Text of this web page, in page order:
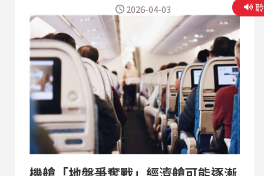
年的石油危機，油價上升帶動通膨預期，短期確實
會讓資金流向不動產，幾波房市價格波動的確也反
應市場供需，對照當前市場，最明顯的變化，不是
價格鬆動，而是成交方式改變。尤其若以台北核心
區新案與中古屋交易，已明顯集中在低總價、小坪
數產品，在單價已高的情況下，市場唯一能調整的
變數只剩「坪數」，即使房價沒有再創新高，蛋黃
區單價長期維持高檔，讓總價動輒數千萬。對多數
買方而言，唯一進場方式就是縮小坪數，將總價壓
在可負擔範圍。其次是居住型態的實際改變，例如
單身人口比例上升、雙薪無子家庭增加、工作型態
彈性化，在家時間變長等等。 在所有因素中，影響
2026-04-03